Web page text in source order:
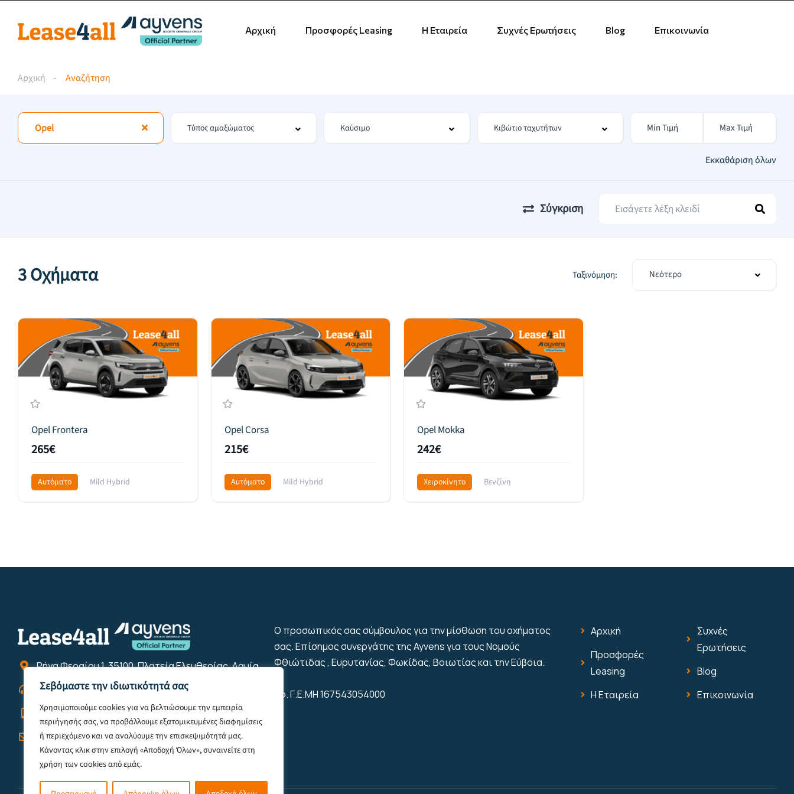
Σεβόμαστε την ιδιωτικότητά σας
Χρησιμοποιούμε cookies για να βελτιώσουμε την εμπειρία
περιήγησής σας, να προβάλλουμε εξατομικευμένες διαφημίσεις
ή περιεχόμενο και να αναλύουμε την επισκεψιμότητά μας.
Κάνοντας κλικ στην επιλογή «Αποδοχή Όλων», συναινείτε στη
χρήση των cookies από εμάς.
Αρχική Προσφορές Leasing Η Εταιρεία Συχνές Ερωτήσεις Blog Επικοινωνία
Αρχική Αναζήτηση
Opel
Εκκαθάριση όλων
Σύγκριση
3 Οχήματα Ταξινόμηση: Νεότερο
Opel Frontera
265€
Αυτόματο
Mild Hybrid
Opel Corsa
215€
Αυτόματο
Mild Hybrid
Opel Mokka
242€
Χειροκίνητο
Βενζίνη
Ρήγα Φεραίου 1, 35100, Πλατεία Ελευθερίας, Λαμία
2231022422
6944121855
info@lease4all.gr
Ο προσωπικός σας σύμβουλος για την μίσθωση του οχήματος
σας. Επίσημος συνεργάτης της Ayvens για τους Νομούς
Φθιώτιδας , Ευρυτανίας, Φωκίδας, Βοιωτίας και την Εύβοια.
Αρ. Γ.Ε.ΜΗ 167543054000
Αρχική
Προσφορές
Leasing
Η Εταιρεία
Συχνές
Ερωτήσεις
Blog
Επικοινωνία